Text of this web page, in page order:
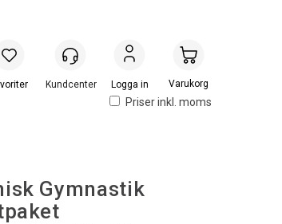
Priser inkl. moms
Logga in Handlevogn
Gymnastik